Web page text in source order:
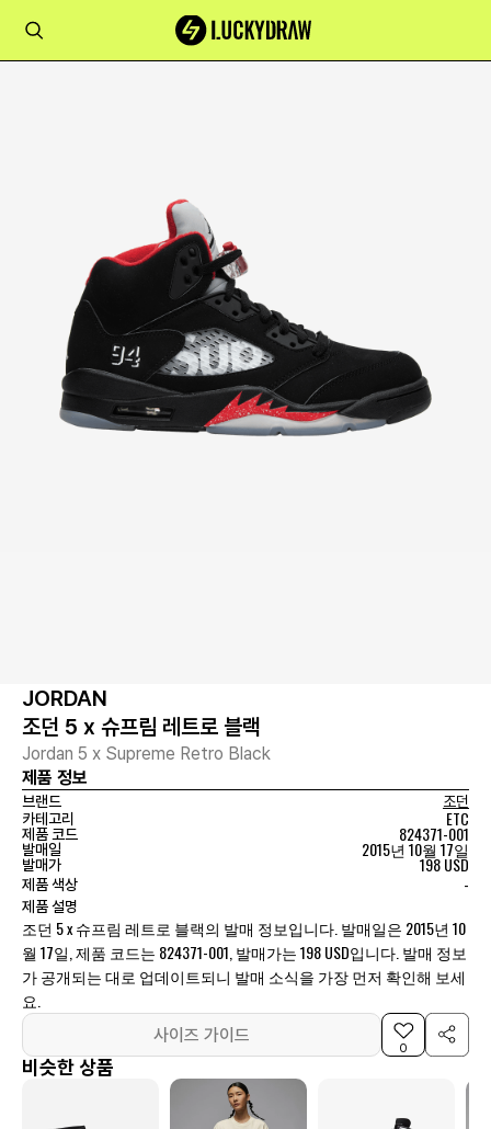
JORDAN
조던 5 x 슈프림 레트로 블랙
Jordan 5 x Supreme Retro Black
제품 정보
브랜드
조던
카테고리
ETC
제품 코드 824371-001
발매일 2015년 10월 17일
발매가 198 USD
제품 색상 -
제품 설명
조던 5 x 슈프림 레트로 블랙의 발매 정보입니다. 발매일은 2015년 10
월 17일, 제품 코드는 824371-001, 발매가는 198 USD입니다. 발매 정보
가 공개되는 대로 업데이트되니 발매 소식을 가장 먼저 확인해 보세
요.
사이즈 가이드
0
비슷한 상품